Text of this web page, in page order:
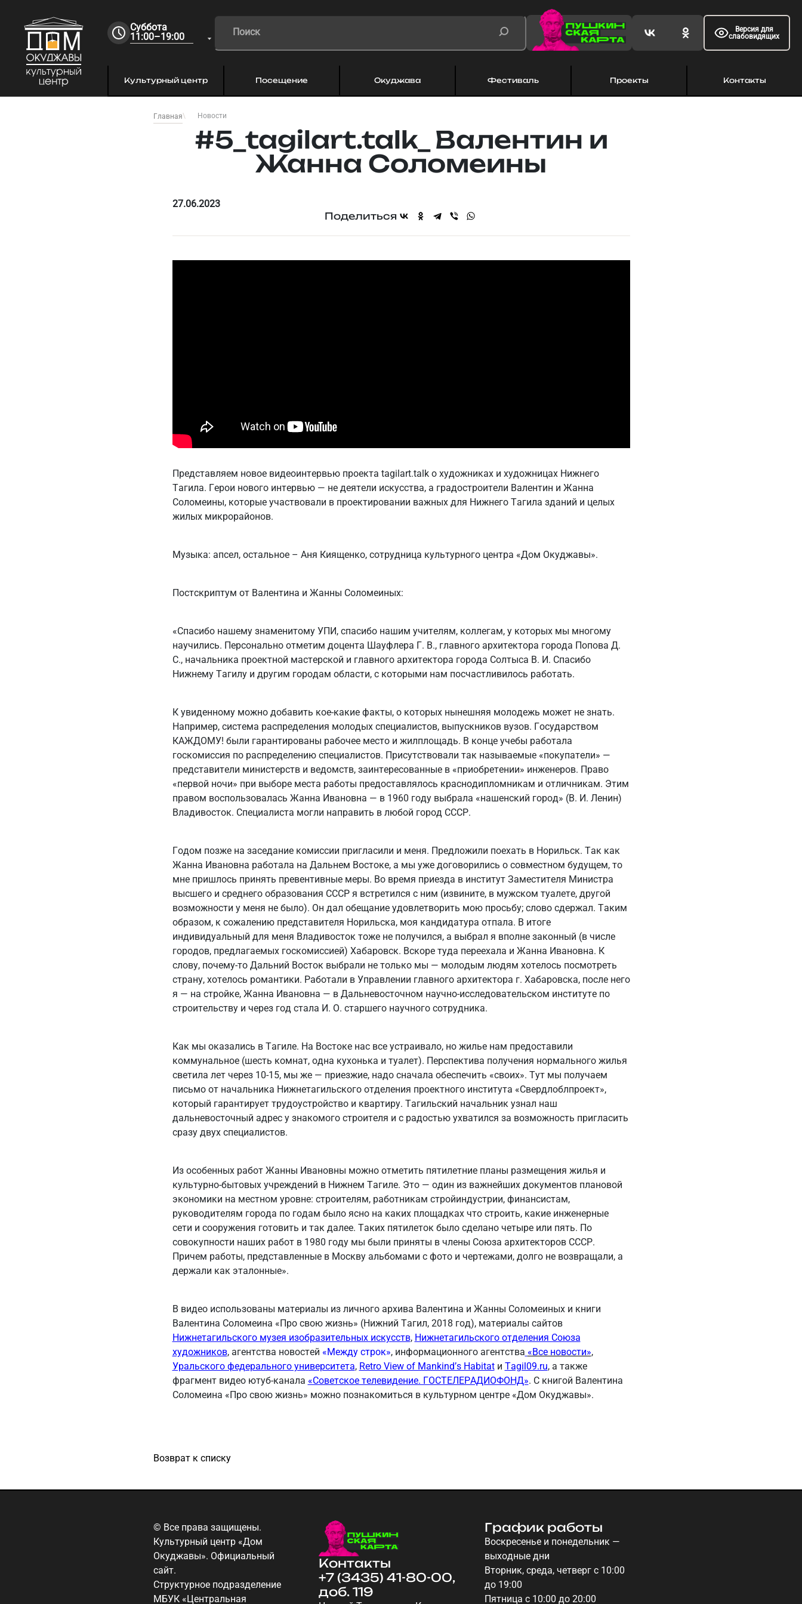
Суббота
11:00–19:00
Версия для
слабовидящих
Культурный центр Посещение Окуджава Фестиваль Проекты Контакты
Главная Новости
#5_tagilart.talk_ Валентин и
Жанна Соломеины
27.06.2023
Поделиться
Представляем новое видеоинтервью проекта tagilart.talk о художниках и художницах Нижнего
Тагила. Герои нового интервью — не деятели искусства, а градостроители Валентин и Жанна
Соломеины, которые участвовали в проектировании важных для Нижнего Тагила зданий и целых
жилых микрорайонов.
Музыка: апсел, остальное – Аня Киященко, сотрудница культурного центра «Дом Окуджавы».
Постскриптум от Валентина и Жанны Соломеиных:
«Спасибо нашему знаменитому УПИ, спасибо нашим учителям, коллегам, у которых мы многому
научились. Персонально отметим доцента Шауфлера Г. В., главного архитектора города Попова Д.
С., начальника проектной мастерской и главного архитектора города Солтыса В. И. Спасибо
Нижнему Тагилу и другим городам области, с которыми нам посчастливилось работать.
К увиденному можно добавить кое-какие факты, о которых нынешняя молодежь может не знать.
Например, система распределения молодых специалистов, выпускников вузов. Государством
КАЖДОМУ! были гарантированы рабочее место и жилплощадь. В конце учебы работала
госкомиссия по распределению специалистов. Присутствовали так называемые «покупатели» —
представители министерств и ведомств, заинтересованные в «приобретении» инженеров. Право
«первой ночи» при выборе места работы предоставлялось краснодипломникам и отличникам. Этим
правом воспользовалась Жанна Ивановна — в 1960 году выбрала «нашенский город» (В. И. Ленин)
Владивосток. Специалиста могли направить в любой город СССР.
Годом позже на заседание комиссии пригласили и меня. Предложили поехать в Норильск. Так как
Жанна Ивановна работала на Дальнем Востоке, а мы уже договорились о совместном будущем, то
мне пришлось принять превентивные меры. Во время приезда в институт Заместителя Министра
высшего и среднего образования СССР я встретился с ним (извините, в мужском туалете, другой
возможности у меня не было). Он дал обещание удовлетворить мою просьбу; слово сдержал. Таким
образом, к сожалению представителя Норильска, моя кандидатура отпала. В итоге
индивидуальный для меня Владивосток тоже не получился, а выбрал я вполне законный (в числе
городов, предлагаемых госкомиссией) Хабаровск. Вскоре туда переехала и Жанна Ивановна. К
слову, почему-то Дальний Восток выбрали не только мы — молодым людям хотелось посмотреть
страну, хотелось романтики. Работали в Управлении главного архитектора г. Хабаровска, после него
я — на стройке, Жанна Ивановна — в Дальневосточном научно-исследовательском институте по
строительству и через год стала И. О. старшего научного сотрудника.
Как мы оказались в Тагиле. На Востоке нас все устраивало, но жилье нам предоставили
коммунальное (шесть комнат, одна кухонька и туалет). Перспектива получения нормального жилья
светила лет через 10-15, мы же — приезжие, надо сначала обеспечить «своих». Тут мы получаем
письмо от начальника Нижнетагильского отделения проектного института «Свердлоблпроект»,
который гарантирует трудоустройство и квартиру. Тагильский начальник узнал наш
дальневосточный адрес у знакомого строителя и с радостью ухватился за возможность пригласить
сразу двух специалистов.
Из особенных работ Жанны Ивановны можно отметить пятилетние планы размещения жилья и
культурно-бытовых учреждений в Нижнем Тагиле. Это — один из важнейших документов плановой
экономики на местном уровне: строителям, работникам стройиндустрии, финансистам,
руководителям города по годам было ясно на каких площадках что строить, какие инженерные
сети и сооружения готовить и так далее. Таких пятилеток было сделано четыре или пять. По
совокупности наших работ в 1980 году мы были приняты в члены Союза архитекторов СССР.
Причем работы, представленные в Москву альбомами с фото и чертежами, долго не возвращали, а
держали как эталонные».
В видео использованы материалы из личного архива Валентина и Жанны Соломеиных и книги
Валентина Соломеина «Про свою жизнь» (Нижний Тагил, 2018 год), материалы сайтов
Нижнетагильского музея изобразительных искусств, Нижнетагильского отделения Союза
художников, агентства новостей «Между строк», информационного агентства «Все новости»,
Уральского федерального университета, Retro View of Mankind’s Habitatи Tagil09.ru, а также
фрагмент видео ютуб-канала «Советское телевидение. ГОСТЕЛЕРАДИОФОНД». С книгой Валентина
Соломеина «Про свою жизнь» можно познакомиться в культурном центре «Дом Окуджавы».
Возврат к списку
© Все права защищены.
Культурный центр «Дом
Окуджавы». Официальный
сайт.
Структурное подразделение
МБУК «Центральная
Контакты
+7 (3435) 41-80-00,
доб. 119
График работы
Воскресенье и понедельник —
выходные дни
Вторник, среда, четверг с 10:00
до 19:00
Пятница с 10:00 до 20:00